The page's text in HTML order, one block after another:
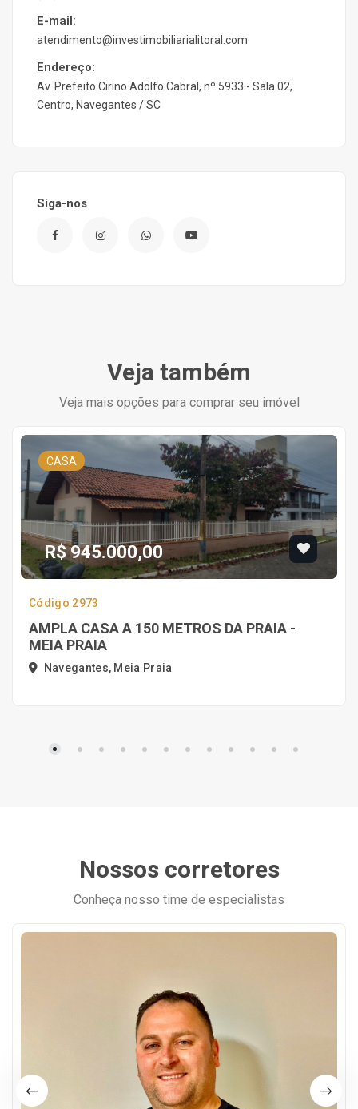
E-mail:
atendimento@investimobiliarialitoral.com
Endereço:
Av. Prefeito Cirino Adolfo Cabral, nº 5933 - Sala 02,
Centro, Navegantes / SC
Siga-nos
Veja também
Veja mais opções para comprar seu imóvel
CASA
R$ 945.000,00
Código 2973
AMPLA CASA A 150 METROS DA PRAIA -
MEIA PRAIA
Navegantes, Meia Praia
Nossos corretores
Conheça nosso time de especialistas